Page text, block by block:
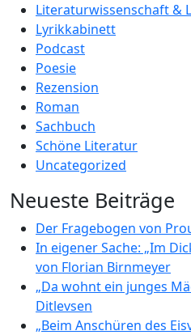
Literaturwissenschaft &
Lyrikkabinett
Podcast
Poesie
Rezension
Roman
Sachbuch
Schöne Literatur
Uncategorized
Neueste Beiträge
Der Fragebogen von
In eigener Sache: „Im
von Florian Birnmeyer
„Da wohnt ein junges
Ditlevsen
„Beim Anschüren des